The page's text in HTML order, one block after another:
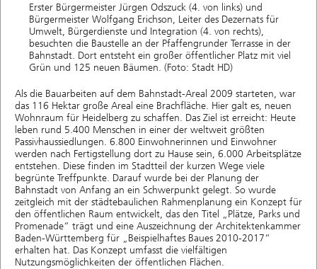
Erster Bürgermeister Jürgen Odszuck (4. von links) und
Bürgermeister Wolfgang Erichson, Leiter des Dezernats für
Umwelt, Bürgerdienste und Integration (4. von rechts),
besuchten die Baustelle an der Pfaffengrunder Terrasse in der
Bahnstadt. Dort entsteht ein großer öffentlicher Platz mit viel
Grün und 125 neuen Bäumen. (Foto: Stadt HD)
Als die Bauarbeiten auf dem Bahnstadt-Areal 2009 starteten, war
das 116 Hektar große Areal eine Brachfläche. Hier galt es, neuen
Wohnraum für Heidelberg zu schaffen. Das Ziel ist erreicht: Heute
leben rund 5.400 Menschen in einer der weltweit größten
Passivhaussiedlungen. 6.800 Einwohnerinnen und Einwohner
werden nach Fertigstellung dort zu Hause sein, 6.000 Arbeitsplätze
entstehen. Diese finden im Stadtteil der kurzen Wege viele
begrünte Treffpunkte. Darauf wurde bei der Planung der
Bahnstadt von Anfang an ein Schwerpunkt gelegt. So wurde
zeitgleich mit der städtebaulichen Rahmenplanung ein Konzept für
den öffentlichen Raum entwickelt, das den Titel „Plätze, Parks und
Promenade“ trägt und eine Auszeichnung der Architektenkammer
Baden-Württemberg für „Beispielhaftes Baues 2010-2017“
erhalten hat. Das Konzept umfasst die vielfältigen
Nutzungsmöglichkeiten der öffentlichen Flächen.